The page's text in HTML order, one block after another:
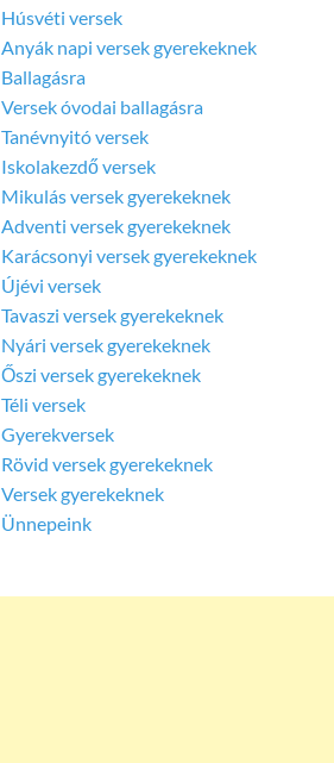
Húsvéti versek
Anyák napi versek gyerekeknek
Ballagásra
Versek óvodai ballagásra
Tanévnyitó versek
Iskolakezdő versek
Mikulás versek gyerekeknek
Adventi versek gyerekeknek
Karácsonyi versek gyerekeknek
Újévi versek
Tavaszi versek gyerekeknek
Nyári versek gyerekeknek
Őszi versek gyerekeknek
Téli versek
Gyerekversek
Rövid versek gyerekeknek
Versek gyerekeknek
Ünnepeink